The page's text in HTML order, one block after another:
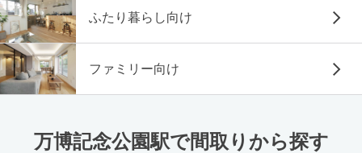
ふたり暮らし向け
ファミリー向け
万博記念公園駅で間取りから探す